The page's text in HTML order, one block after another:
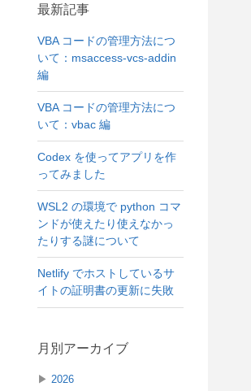
最新記事
VBA コードの管理方法につ
いて：msaccess-vcs-addin
編
VBA コードの管理方法につ
いて：vbac 編
Codex を使ってアプリを作
ってみました
WSL2 の環境で python コマ
ンドが使えたり使えなかっ
たりする謎について
Netlify でホストしているサ
イトの証明書の更新に失敗
月別アーカイブ
▶ 2026